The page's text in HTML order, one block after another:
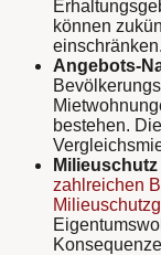
können
einschränken.
Angebots-
bestehen.
zahlreichen